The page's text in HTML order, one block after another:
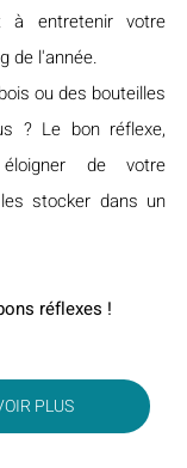
à entretenir votre
de l'année.
ou des bouteilles
? Le bon réflexe,
de votre
stocker dans un
réflexes !
PLUS